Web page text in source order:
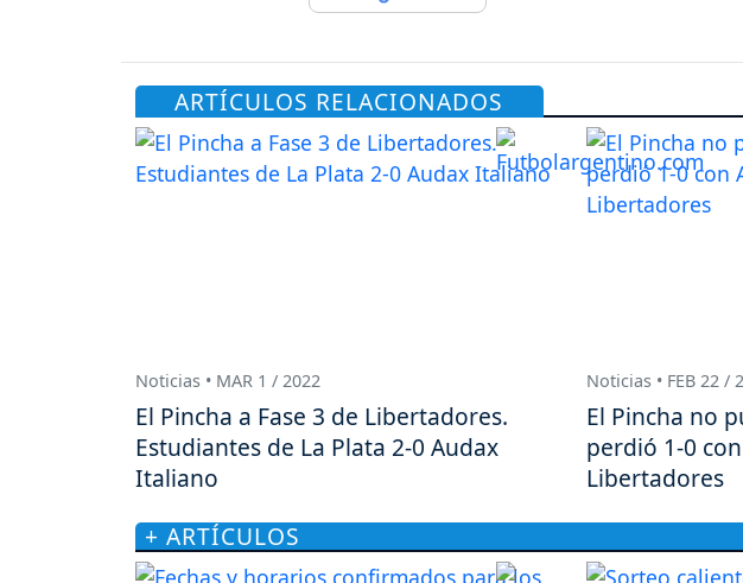
ARTÍCULOS RELACIONADOS
Noticias • MAR 1 / 2022
El Pincha a Fase 3 de Libertadores.
Estudiantes de La Plata 2-0 Audax
Italiano
Noticias • FEB 22 /
El Pincha no
perdió 1-0
Libertadores
+ ARTÍCULOS